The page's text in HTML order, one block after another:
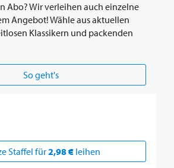
Abo? Wir verleihen auch einzelne
Angebot! Wähle aus aktuellen
Klassikern und packenden
So geht's
Staffel für2,98 € leihen